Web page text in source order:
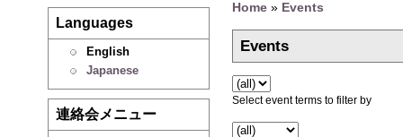
Languages
English
Japanese
連絡会メニュー
Home» Events
Events
Select event terms to filter by